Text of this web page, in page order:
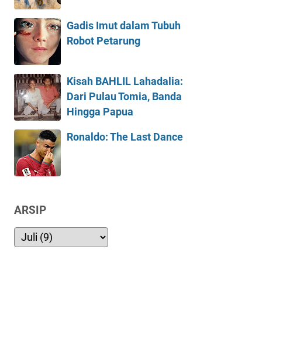
Gadis Imut dalam Tubuh
Robot Petarung
Kisah BAHLIL Lahadalia:
Dari Pulau Tomia, Banda
Hingga Papua
Ronaldo: The Last Dance
ARSIP